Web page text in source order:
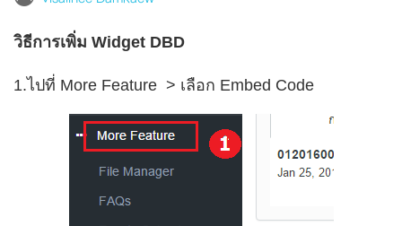
วิธีการเพิ่ม Widget DBD
1.ไปที่ More Feature > เลือก Embed Code